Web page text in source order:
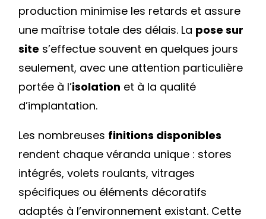
production minimise les retards et assure
une maîtrise totale des délais. La pose sur
site s’effectue souvent en quelques jours
seulement, avec une attention particulière
portée à l’isolation et à la qualité
d’implantation.
Les nombreuses finitions disponibles
rendent chaque véranda unique : stores
intégrés, volets roulants, vitrages
spécifiques ou éléments décoratifs
adaptés à l’environnement existant. Cette